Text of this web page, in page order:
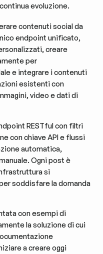
evoluzione.
contenuti social da
endpoint unificato,
creare
per
e integrare i contenuti
esistenti con
video e dati di
RESTful con filtri
con chiave API e flussi
automatica,
Ogni post è
si
soddisfare la domanda
con esempi di
la soluzione di cui
a creare oggi